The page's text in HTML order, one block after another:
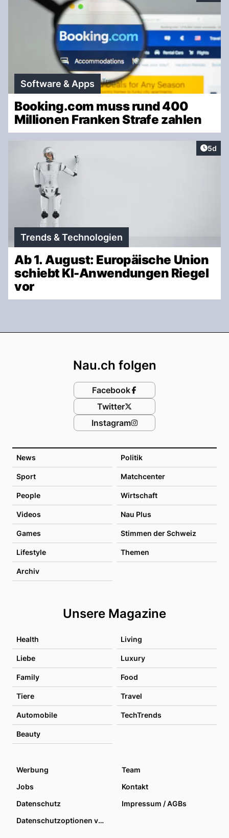
Software & Apps
Booking.com muss rund 400
Millionen Franken Strafe zahlen
5d
Trends & Technologien
Ab 1. August: Europäische Union
schiebt KI-Anwendungen Riegel
vor
News Politik
Sport Matchcenter
People Wirtschaft
Videos Nau Plus
Games Stimmen der Schweiz
Lifestyle Themen
Archiv
Unsere Magazine
Health Living
Liebe Luxury
Family Food
Tiere Travel
Automobile TechTrends
Beauty
Nau.ch folgen
Facebook
Twitter
Instagram
Werbung
Team
Jobs
Kontakt
Datenschutz
Impressum / AGBs
Datenschutzoptionen verwalten